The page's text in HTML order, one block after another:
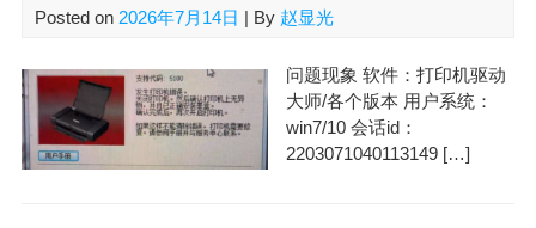
Posted on 2026年7月14日 | By 赵显光
问题现象 软件：打印机驱动
大师/各个版本 用户系统：
win7/10 会话id：
2203071040113149 […]